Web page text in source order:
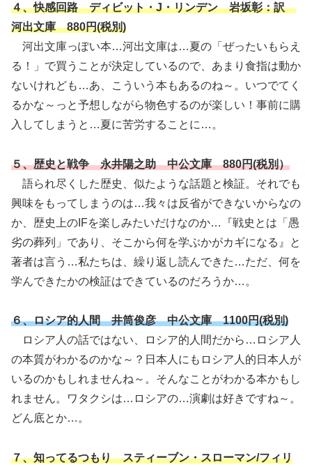
４、快感回路 ディビット・J・リンデン 岩坂彰：訳
河出文庫 880円(税別)
河出文庫っぽい本…河出文庫は…夏の「ぜったいもらえ
る！」で買うことが決定しているので、あまり食指は動か
ないけれども…あ、こういう本もあるのね～。いつでてく
るかな～っと予想しながら物色するのが楽しい！事前に購
入してしまうと…夏に苦労することに…。
５、歴史と戦争 永井陽之助 中公文庫 880円(税別）
語られ尽くした歴史、似たような話題と検証。それでも
興味をもってしまうのは…我々は反省ができないからなの
か、歴史上のIFを楽しみたいだけなのか…『戦史とは「愚
劣の葬列」であり、そこから何を学ぶかがカギになる』と
著者は言う…私たちは、繰り返し読んできた…ただ、何を
学んできたかの検証はできているのだろうか…。
６、ロシア的人間 井筒俊彦 中公文庫 1100円(税別)
ロシア人の話ではない、ロシア的人間だから…ロシア人
の本質がわかるのかな～？日本人にもロシア人的日本人が
いるのかもしれませんね～。そんなことがわかる本かもし
れません。ワタクシは…ロシアの…演劇は好きですね～。
どん底とか…。
７、知ってるつもり スティーブン・スローマン/フィリ